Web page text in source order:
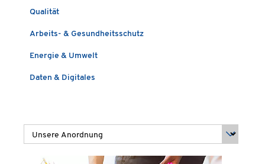
Qualität
Arbeits- & Gesundheitsschutz
Energie & Umwelt
Daten & Digitales